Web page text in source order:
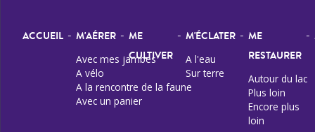
ACCUEIL - M'AÉRER
Avec mes jambes
A vélo
A la rencontre de la faune
Avec un panier
- ME
CULTIVER
- M'ÉCLATER
A l'eau
Sur terre
- ME
RESTAURER
Autour du lac
Plus loin
Encore plus
loin
-